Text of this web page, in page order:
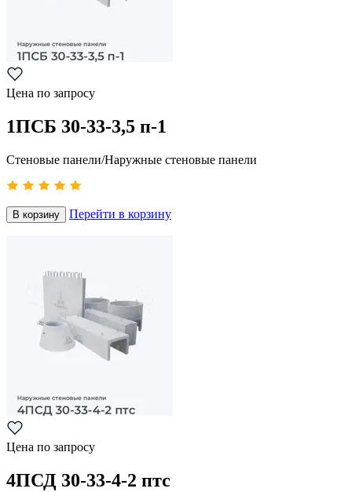
Цена по запросу
1ПСБ 30-33-3,5 п-1
Стеновые панели/Наружные стеновые панели
В корзину Перейти в корзину
Цена по запросу
4ПСД 30-33-4-2 птс